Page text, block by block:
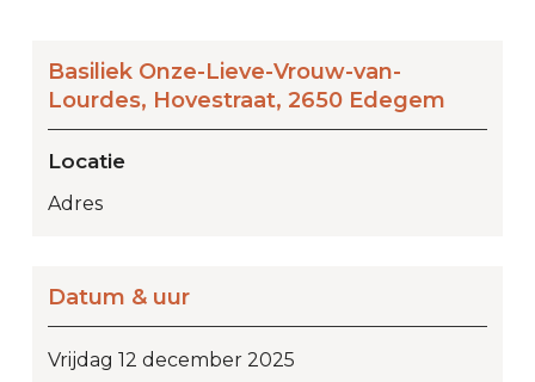
Basiliek Onze-Lieve-Vrouw-van-
Lourdes, Hovestraat, 2650 Edegem
Locatie
Adres
Datum & uur
Vrijdag 12 december 2025